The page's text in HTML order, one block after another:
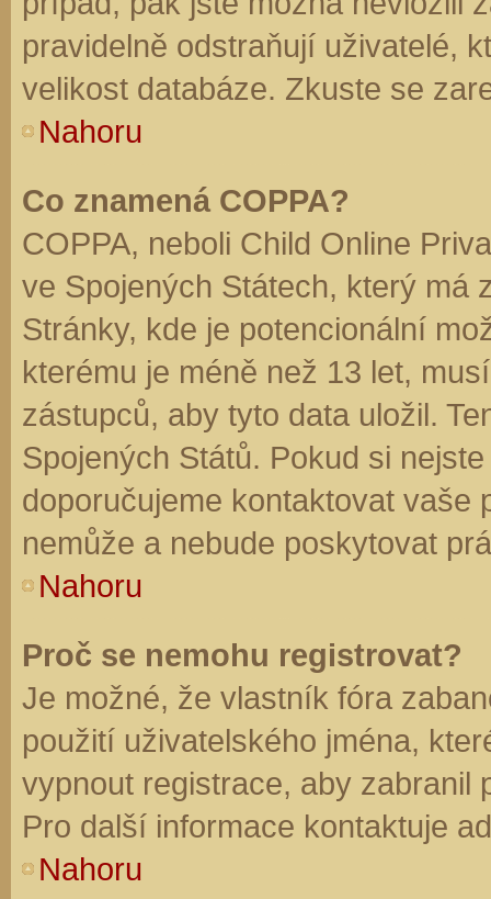
pravidelně odstraňují uživatelé,
velikost databáze. Zkuste se
Nahoru
Co znamená COPPA?
COPPA, neboli Child Online
ve Spojených Státech, který má
Stránky, kde je potencionální
kterému je méně než 13 let,
zástupců, aby tyto data uložil.
Spojených Států. Pokud si
doporučujeme kontaktovat vaše
nemůže a nebude poskytovat
Nahoru
Proč se nemohu registrovat?
Je možné, že vlastník fóra
použití uživatelského jména,
vypnout registrace, aby zabranil
Pro další informace kontaktuje
Nahoru